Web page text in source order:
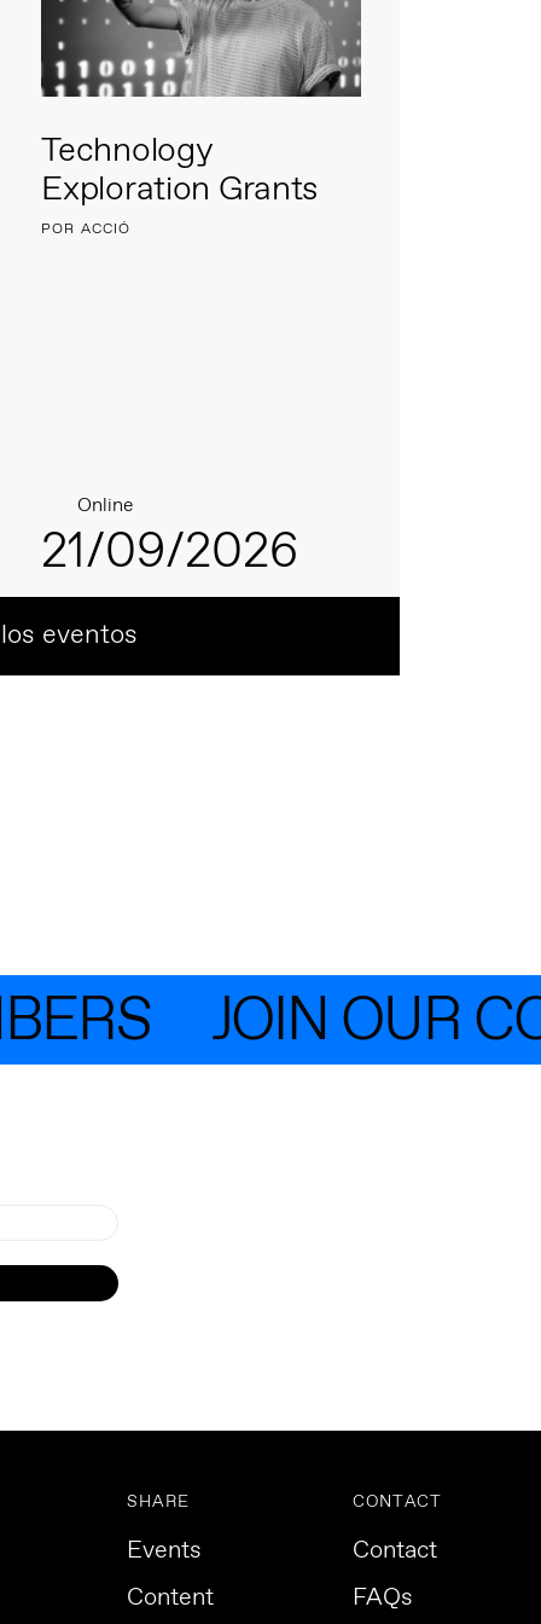
Technology
Exploration Grants
POR ACCIÓ
Online
21/09/2026
eventos
JOIN OUR
SHARE
Events
Content
CONTACT
Contact
FAQs